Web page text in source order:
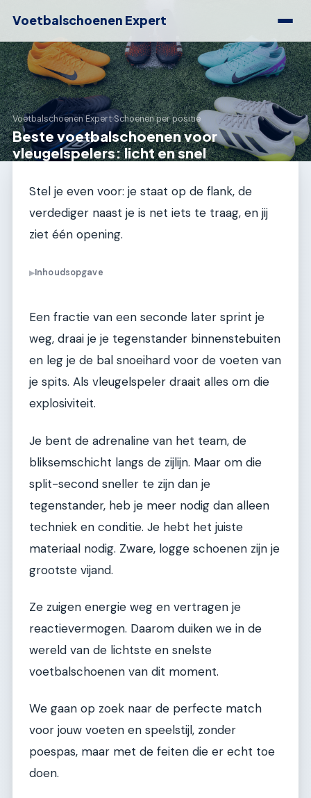
Voetbalschoenen Expert
Voetbalschoenen Expert›Schoenen per positie
Beste voetbalschoenen voor
vleugelspelers: licht en snel
Stel je even voor: je staat op de flank, de
verdediger naast je is net iets te traag, en jij
ziet één opening.
▶Inhoudsopgave
Een fractie van een seconde later sprint je
weg, draai je je tegenstander binnenstebuiten
en leg je de bal snoeihard voor de voeten van
je spits. Als vleugelspeler draait alles om die
explosiviteit.
Je bent de adrenaline van het team, de
bliksemschicht langs de zijlijn. Maar om die
split-second sneller te zijn dan je
tegenstander, heb je meer nodig dan alleen
techniek en conditie. Je hebt het juiste
materiaal nodig. Zware, logge schoenen zijn je
grootste vijand.
Ze zuigen energie weg en vertragen je
reactievermogen. Daarom duiken we in de
wereld van de lichtste en snelste
voetbalschoenen van dit moment.
We gaan op zoek naar de perfecte match
voor jouw voeten en speelstijl, zonder
poespas, maar met de feiten die er echt toe
doen.